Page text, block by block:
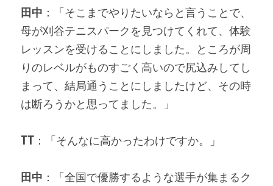
田中 ：「そこまでやりたいならと言うことで、
母が刈谷テニスパークを見つけてくれて、体験
レッスンを受けることにしました。ところが周
りのレベルがものすごく高いので尻込みしてし
まって、結局通うことにしましたけど、その時
は断ろうかと思ってました。」
TT ：「そんなに高かったわけですか。」
田中 ：「全国で優勝するような選手が集まるク